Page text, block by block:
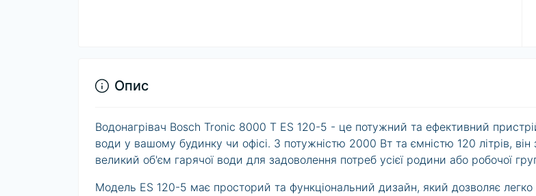
Опис
Водонагрівач Bosch Tronic 8000 T ES 120-5 - це потужний та ефективний
води у вашому будинку чи офісі. З потужністю 2000 Вт та ємністю 120 літрів, він
великий об'єм гарячої води для задоволення потреб усієї родини або робочої
Модель ES 120-5 має просторий та функціональний дизайн, який дозволяє легко